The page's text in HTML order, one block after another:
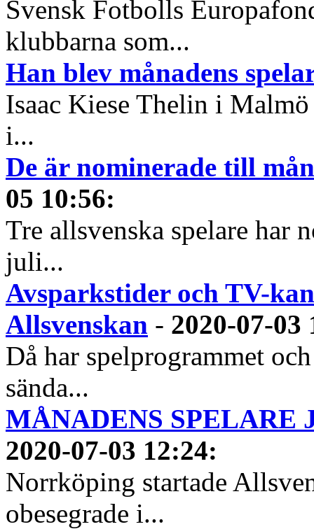
Svensk Fotbolls
klubbarna som...
Han blev månadens
Isaac Kiese Thelin i
i...
De är nominerade till
05 10:56:
Tre allsvenska spelare har
juli...
Avsparkstider och TV-
Allsvenskan - 2020-07-03
Då har spelprogrammet
sända...
MÅNADENS SPELARE
2020-07-03 12:24:
Norrköping startade
obesegrade i...